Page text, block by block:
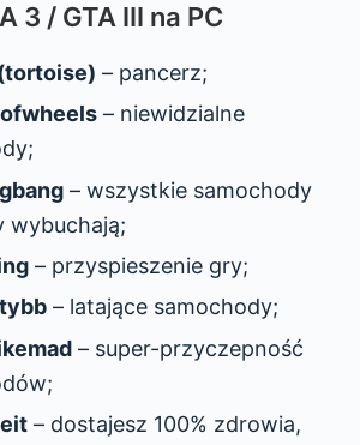
3 / GTA III na PC
– pancerz;
– niewidzialne
– wszystkie samochody
wybuchają;
– przyspieszenie gry;
– latające samochody;
– super-przyczepność
– dostajesz 100% zdrowia,